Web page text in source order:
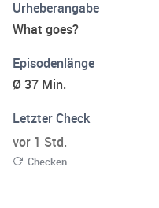
Urheberangabe
What goes?
Episodenlänge
Ø 37 Min.
Letzter Check
vor 1 Std.
Checken